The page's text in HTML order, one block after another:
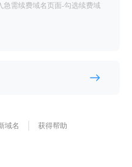
需续费域名页面-勾选续费域
域名 获得帮助